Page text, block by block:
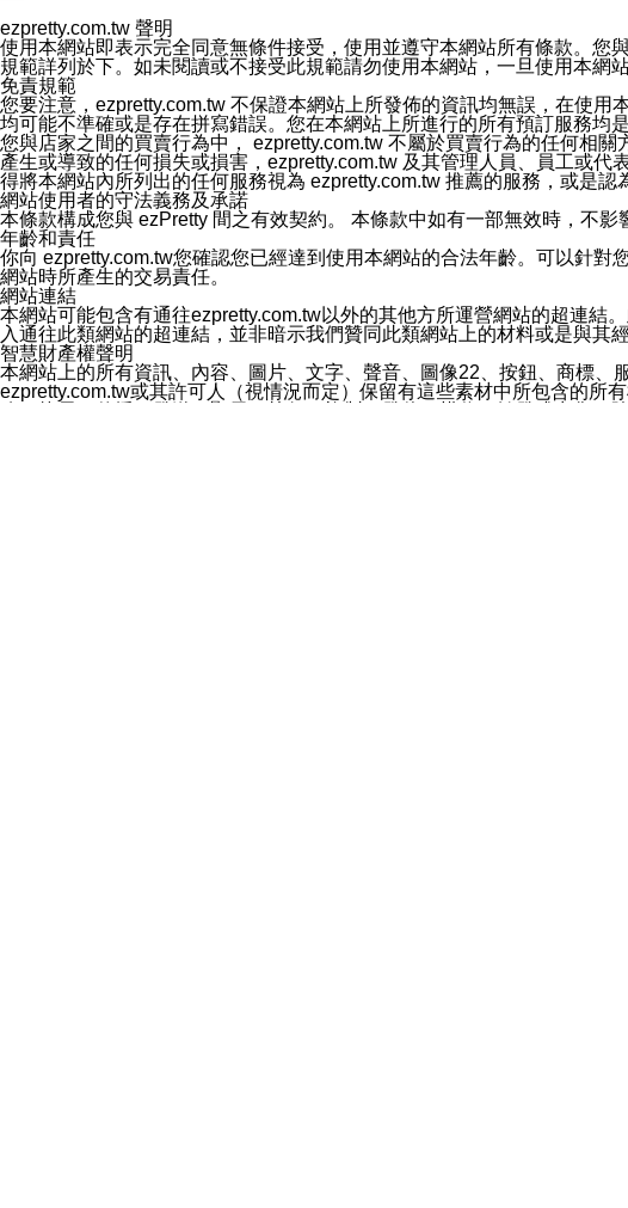
您同意本公司網站，透過您所提供的郵件地址與您取得聯絡並傳送或
停止接收這些資料或電子郵件。
十五、訊息通知
本公司/本服務將以通知型訊息傳送重要訊息給您。即使未加入本公司/
本公司/本服務傳送之通知型訊息以對您有效且重要的訊息為限，以廣
1.LINE 帳號設定的電話號碼與本公司/本服務所傳來的電話號碼比對相
2.該 LINE 帳號已在 LINE APP 設定中，同意接收通知型訊息。
3.LINE 帳號未封鎖傳送訊息之 LINE 官方帳號。
欲變更通知型訊息的設定，操作如下：
1.點選「主頁」＞「設定」
2.點選「隱私設定」
3.點選「提供使用資料」
4.點選「LINE通知型訊息」
5.開關「接收LINE通知型訊息」
❗️關閉「接收通知型訊息」後，將不會接收到來自任何企業官方帳號或認
ezpretty.com.tw 聲明
使用本網站即表示完全同意無條件接受，使用並遵守本網站所有條款。您
規範詳列於下。如未閱讀或不接受此規範請勿使用本網站，一旦使用本網
免責規範
您要注意，ezpretty.com.tw 不保證本網站上所發佈的資訊均無誤，在使
均可能不準確或是存在拼寫錯誤。您在本網站上所進行的所有預訂服務均
您與店家之間的買賣行為中， ezpretty.com.tw 不屬於買賣行為的任何相
產生或導致的任何損失或損害，ezpretty.com.tw 及其管理人員、員工或
得將本網站內所列出的任何服務視為 ezpretty.com.tw 推薦的服務，或是
網站使用者的守法義務及承諾
本條款構成您與 ezPretty 間之有效契約。 本條款中如有一部無效時，不
年齡和責任
你向 ezpretty.com.tw您確認您已經達到使用本網站的合法年齡。可以針
網站時所產生的交易責任。
網站連結
本網站可能包含有通往ezpretty.com.tw以外的其他方所運營網站的超連結
入通往此類網站的超連結，並非暗示我們贊同此類網站上的材料或是與其
智慧財產權聲明
本網站上的所有資訊、內容、圖片、文字、聲音、圖像22、按鈕、商標、
ezpretty.com.tw或其許可人（視情況而定）保留有這些素材中所包含的所